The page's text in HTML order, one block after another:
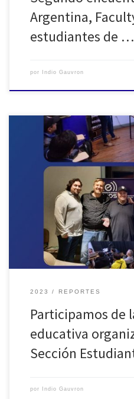
Argentina,
estudiantes de …
por Indio Gauvron
El martes 9 de mayo, la Sección
participó de la actividad
Estudiantil AES-ECOS en su sede
64, en la comuna de Avellaneda,
jornada técnica “Grupos
Gabriel Alejandro Gómez, […]
2023 REPORTES
Participamos de
educativa
Sección
por Indio Gauvron